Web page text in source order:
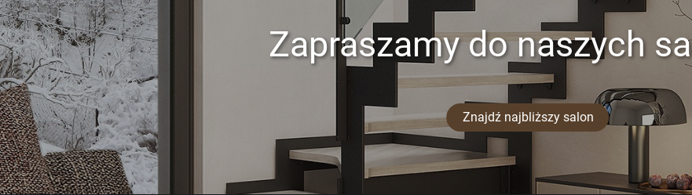
Zapraszamy do naszych
Znajdź najbliższy salon